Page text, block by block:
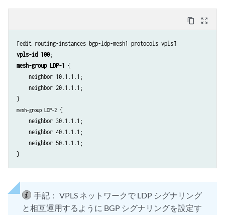
content_copy zoom_out_map
vpls-id 100
mesh-group LDP-1 {
    neighbor 10.1.1.1;
    neighbor 20.1.1.1;
mesh-group LDP-2 {
    neighbor 30.1.1.1;
    neighbor 40.1.1.1;
    neighbor 50.1.1.1;
手記： VPLS ネットワークで LDP シグナリング
と相互運用するように BGP シグナリングを設定す